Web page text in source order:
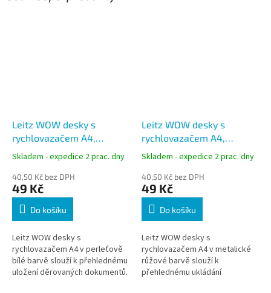
Leitz WOW desky s
rychlovazačem A4,
perleťová bílá
Skladem - expedice 2 prac. dny
40,50 Kč bez DPH
49 Kč
Do košíku
Leitz WOW desky s
rychlovazačem A4 v perleťově
bílé barvě slouží k přehlednému
uložení děrovaných dokumentů.
Leitz WOW desky s
rychlovazačem A4,
metalická růžová
Skladem - expedice 2 prac. dny
40,50 Kč bez DPH
49 Kč
Do košíku
Leitz WOW desky s
rychlovazačem A4 v metalické
růžové barvě slouží k
přehlednému ukládání